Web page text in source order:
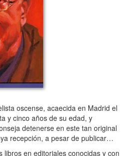
oscense, acaecida en Madrid el
y cinco años de su edad, y
detenerse en este tan original
recepción, a pesar de publicar…
en editoriales conocidas y con